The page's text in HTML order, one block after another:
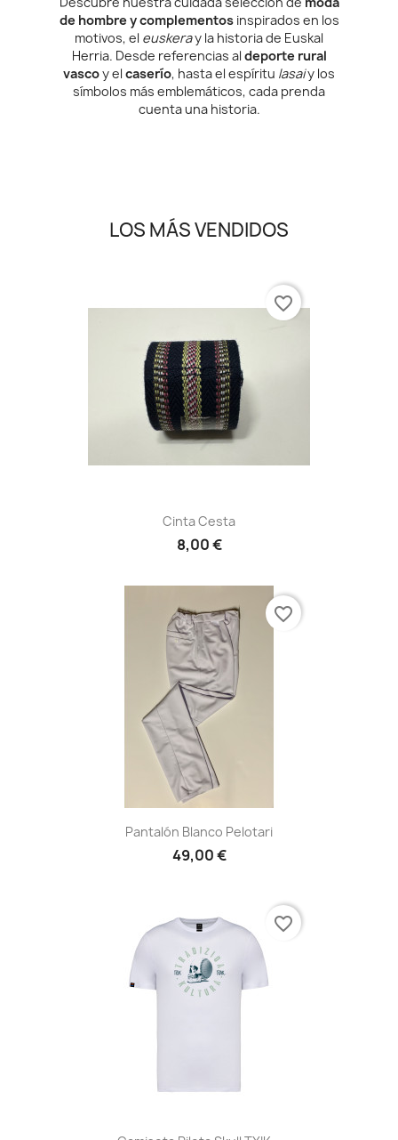
de hombre y complementosinspirados en los
motivos, el euskeray la historia de Euskal
Herria. Desde referencias al deporte rural
vascoy el caserío, hasta el espíritu lasaiy los
símbolos más emblemáticos, cada prenda
cuenta una historia.
LOS MÁS VENDIDOS
Cinta Cesta
8,00 €
favorite_border
Pantalón Blanco Pelotari
49,00 €
favorite_border
favorite_border